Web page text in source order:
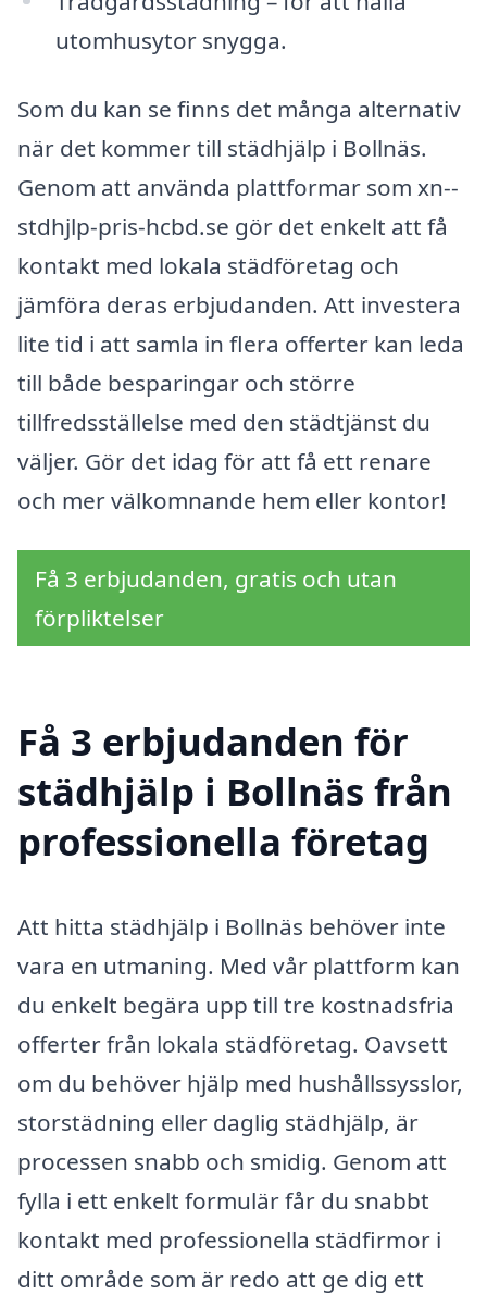
utomhusytor snygga.
Som du kan se finns det många alternativ
när det kommer till städhjälp i Bollnäs.
Genom att använda plattformar som xn--
stdhjlp-pris-hcbd.se gör det enkelt att få
kontakt med lokala städföretag och
jämföra deras erbjudanden. Att investera
lite tid i att samla in flera offerter kan leda
till både besparingar och större
tillfredsställelse med den städtjänst du
väljer. Gör det idag för att få ett renare
och mer välkomnande hem eller kontor!
Få 3 erbjudanden, gratis och utan
förpliktelser
Få 3 erbjudanden för
städhjälp i Bollnäs från
professionella företag
Att hitta städhjälp i Bollnäs behöver inte
vara en utmaning. Med vår plattform kan
du enkelt begära upp till tre kostnadsfria
offerter från lokala städföretag. Oavsett
om du behöver hjälp med hushållssysslor,
storstädning eller daglig städhjälp, är
processen snabb och smidig. Genom att
fylla i ett enkelt formulär får du snabbt
kontakt med professionella städfirmor i
ditt område som är redo att ge dig ett